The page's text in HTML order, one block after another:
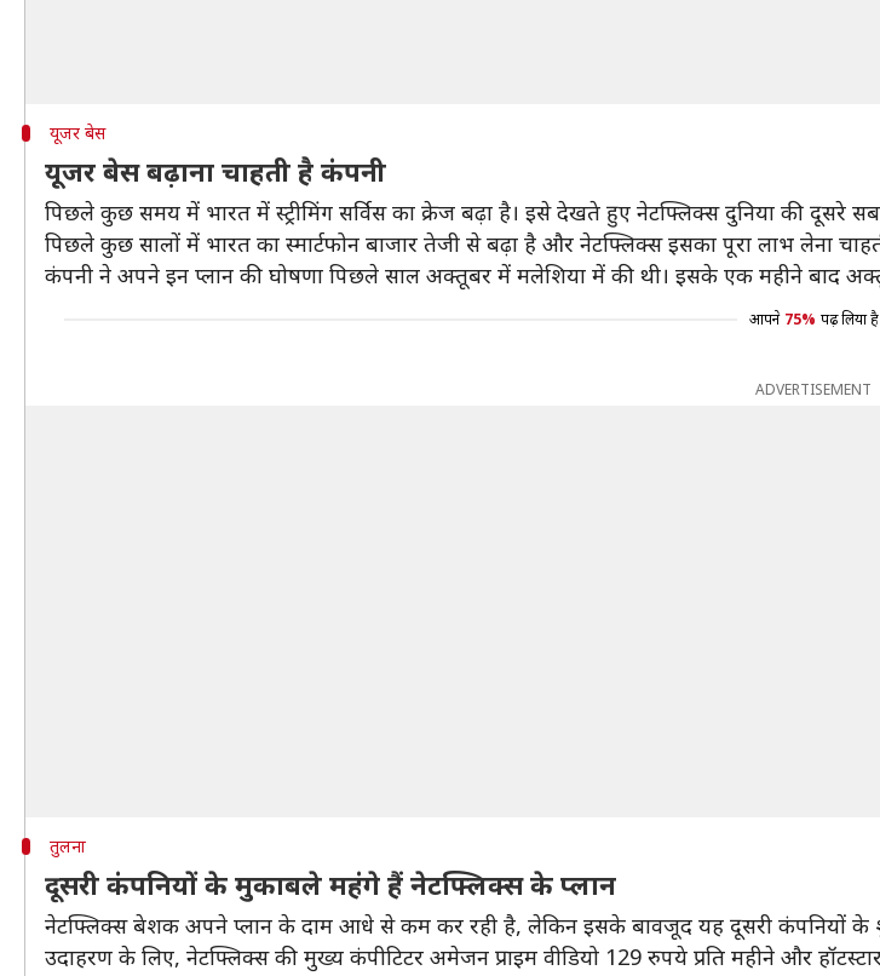
यूजर बेस
यूजर बेस बढ़ाना चाहती है कंपनी
पिछले कुछ समय में भारत में स्ट्रीमिंग सर्विस का क्रेज बढ़ा है। इसे देखते हुए नेटफ्लिक्स दुनिया की दूसरे
पिछले कुछ सालों में भारत का स्मार्टफोन बाजार तेजी से बढ़ा है और नेटफ्लिक्स इसका पूरा लाभ लेना
कंपनी ने अपने इन प्लान की घोषणा पिछले साल अक्तूबर में मलेशिया में की थी। इसके एक महीने बाद
आपने 75% पढ़ लिया है
ADVERTISEMENT
तुलना
दूसरी कंपनियों के मुकाबले महंगे हैं नेटफ्लिक्स के प्लान
नेटफ्लिक्स बेशक अपने प्लान के दाम आधे से कम कर रही है, लेकिन इसके बावजूद यह दूसरी कंपनियों के
उदाहरण के लिए, नेटफ्लिक्स की मुख्य कंपीटिटर अमेजन प्राइम वीडियो 129 रुपये प्रति महीने और